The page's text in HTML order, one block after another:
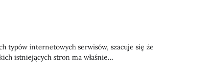
typów internetowych serwisów, szacuje się że
istniejących stron ma właśnie…